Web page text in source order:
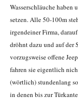
Wasserschläuche haben
setzen. Alle 50-100m
irgendeiner Firma,
dröhnt dazu und auf der
vorzugsweise offene
fahren sie eigentlich
(wörtlich) stundenlang
in denen bis zur